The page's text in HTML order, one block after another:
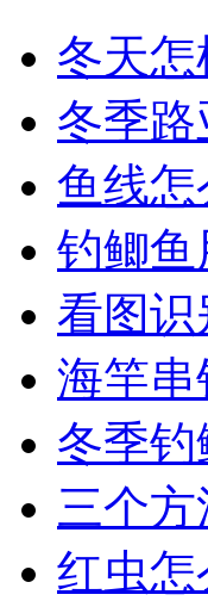
冬天怎
冬季
鱼线
钓鲫
看图
海竿
冬季钓
三个
红虫